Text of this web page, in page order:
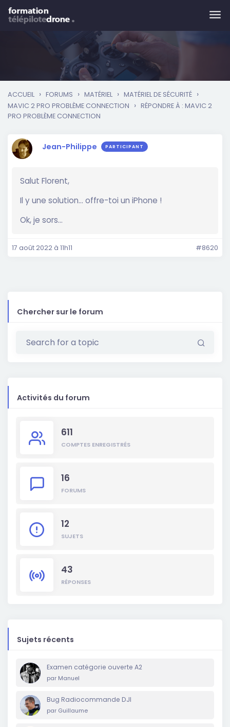
Skip to main content
ACCUEIL › FORUMS › MATÉRIEL › MATÉRIEL DE SÉCURITÉ ›
MAVIC 2 PRO PROBLÈME CONNECTION › RÉPONDRE À : MAVIC 2
PRO PROBLÈME CONNECTION
Jean-Philippe PARTICIPANT
Salut Florent,
Il y une solution… offre-toi un iPhone !
Ok, je sors…
17 août 2022 à 11h11 #8620
Chercher sur le forum
Activités du forum
611
COMPTES ENREGISTRÉS
16
FORUMS
12
SUJETS
43
RÉPONSES
Sujets récents
Examen catégorie ouverte A2
par Manuel
Bug Radiocommande DJI
par Guillaume